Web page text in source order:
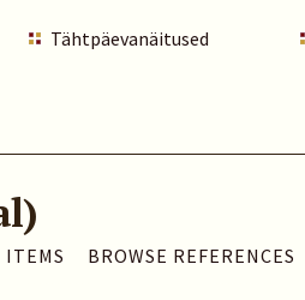
Tähtpäevanäitused
ITEMS BROWSE REFERENCES